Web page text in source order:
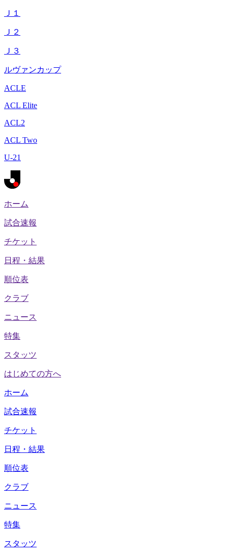
Ｊ１
Ｊ２
Ｊ３
ルヴァンカップ
ACLE
ACL Elite
ACL2
ACL Two
U-21
ホーム
試合速報
チケット
日程・結果
順位表
クラブ
ニュース
特集
スタッツ
はじめての方へ
ホーム
試合速報
チケット
日程・結果
順位表
クラブ
ニュース
特集
スタッツ